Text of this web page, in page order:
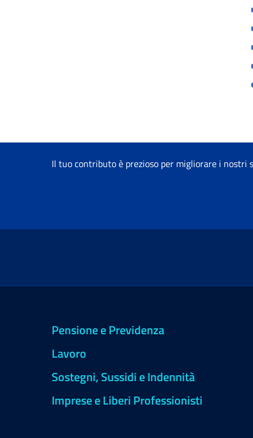
Il tuo contributo è prezioso per migliorare i nostri
Pensione e Previdenza
Lavoro
Sostegni, Sussidi e Indennità
Imprese e Liberi Professionisti